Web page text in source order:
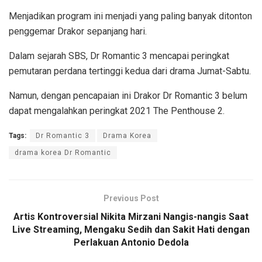
Menjadikan program ini menjadi yang paling banyak ditonton
penggemar Drakor sepanjang hari.
Dalam sejarah SBS, Dr Romantic 3 mencapai peringkat
pemutaran perdana tertinggi kedua dari drama Jumat-Sabtu.
Namun, dengan pencapaian ini Drakor Dr Romantic 3 belum
dapat mengalahkan peringkat 2021 The Penthouse 2.
Tags: Dr Romantic 3 Drama Korea
drama korea Dr Romantic
Previous Post
Artis Kontroversial Nikita Mirzani Nangis-nangis Saat
Live Streaming, Mengaku Sedih dan Sakit Hati dengan
Perlakuan Antonio Dedola